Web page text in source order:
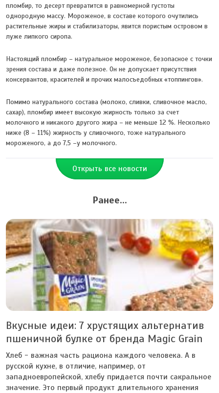
пломбир, то десерт превратится в равномерной густоты
однородную массу. Мороженое, в составе которого очутились
растительные жиры и стабилизаторы, явится пористым островом в
луже липкого сиропа.
Настоящий пломбир – натуральное мороженое, безопасное с точки
зрения состава и даже полезное. Он не допускает присутствия
консервантов, красителей и прочих малосъедобных «топпингов».
Помимо натурального состава (молоко, сливки, сливочное масло,
сахар), пломбир имеет высокую жирность только за счет
молочного и никакого другого жира – не меньше 12 %. Несколько
ниже (8 – 11%) жирность у сливочного, тоже натурального
мороженого, а до 7,5 –у молочного.
Открыть все новости
Ранее...
Вкусные идеи: 7 хрустящих альтернатив
пшеничной булке от бренда Magic Grain
Хлеб - важная часть рациона каждого человека. А в
русской кухне, в отличие, например, от
западноевропейской, хлебу придается почти сакральное
значение. Это первый продукт длительного хранения